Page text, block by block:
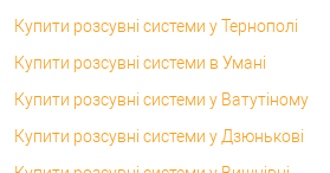
Купити розсувні системи у Тернополі
Купити розсувні системи в Умані
Купити розсувні системи у Ватутіному
Купити розсувні системи у Дзюнькові